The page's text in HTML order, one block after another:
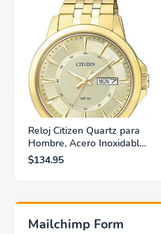
Reloj Citizen Quartz para
Hombre, Acero Inoxidable,
Clásico, Dorado
$134.95
Mailchimp Form